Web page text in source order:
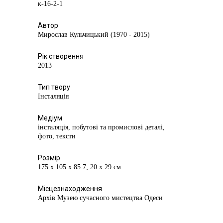
к-16-2-1
Автор
Мирослав Кульчицький (1970 - 2015)
Рік створення
2013
Тип твору
Інсталяція
Медіум
інсталяція, побутові та промислові деталі,
фото, тексти
Розмір
175 х 105 х 85.7; 20 х 29 см
Місцезнаходження
Архів Музею сучасного мистецтва Одеси